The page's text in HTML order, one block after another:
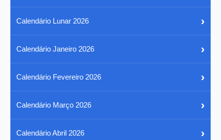
Calendário Lunar 2026 ›
Calendário Janeiro 2026 ›
Calendário Fevereiro 2026 ›
Calendário Março 2026 ›
Calendário Abril 2026 ›